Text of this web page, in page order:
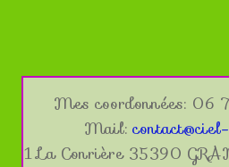
Mes coordonnées:
Mail:
1 La Conrière 35390